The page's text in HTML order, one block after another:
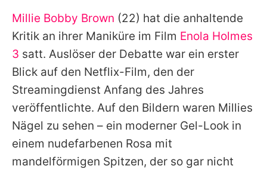
Alle Themen auf Promiflash
Jobs
App runterladen
Team
Redaktionelle Richtlinien
Impressum
Millie Bobby Brown (22) hat die anhaltende
Kritik an ihrer Maniküre im Film Enola Holmes
3 satt. Auslöser der Debatte war ein erster
Blick auf den Netflix-Film, den der
Streamingdienst Anfang des Jahres
veröffentlichte. Auf den Bildern waren Millies
Nägel zu sehen – ein moderner Gel-Look in
einem nudefarbenen Rosa mit
mandelförmigen Spitzen, der so gar nicht